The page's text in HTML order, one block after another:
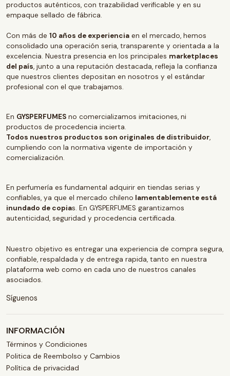
productos auténticos, con trazabilidad verificable y en su
empaque sellado de fábrica.
Con más de 10 años de experiencia en el mercado, hemos
consolidado una operación seria, transparente y orientada a la
excelencia. Nuestra presencia en los principales marketplaces
del país, junto a una reputación destacada, refleja la confianza
que nuestros clientes depositan en nosotros y el estándar
profesional con el que trabajamos.
En GYSPERFUMES no comercializamos imitaciones, ni
productos de procedencia incierta.
Todos nuestros productos son originales de distribuidor,
cumpliendo con la normativa vigente de importación y
comercialización.
En perfumería es fundamental adquirir en tiendas serias y
confiables, ya que el mercado chileno lamentablemente está
inundado de copias. En GYSPERFUMES garantizamos
autenticidad, seguridad y procedencia certificada.
Nuestro objetivo es entregar una experiencia de compra segura,
confiable, respaldada y de entrega rapida, tanto en nuestra
plataforma web como en cada uno de nuestros canales
asociados.
Síguenos
INFORMACIÓN
Términos y Condiciones
Politica de Reembolso y Cambios
Política de privacidad